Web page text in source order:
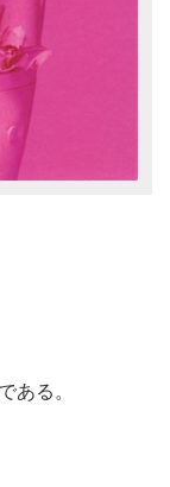
ある。